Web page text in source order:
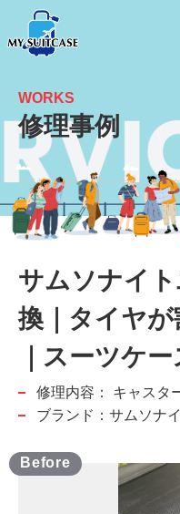
WORKS
修理事例
サムソナイ
換｜タイヤ
｜スーツケ
修理内容：
キャスタ
ブランド：サムソナ